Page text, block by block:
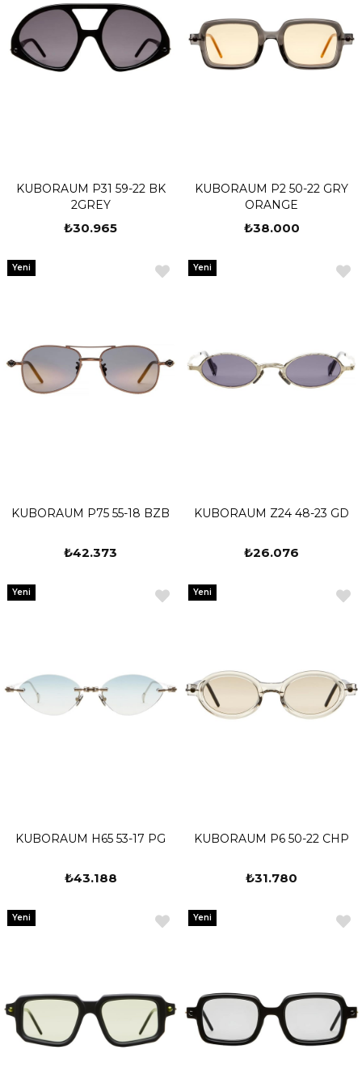
KUBORAUM P31 59-22 BK
2GREY
₺30.965
KUBORAUM P2 50-22 GRY
ORANGE
₺38.000
KUBORAUM P75 55-18 BZB
₺42.373
Yeni
KUBORAUM Z24 48-23 GD
₺26.076
Yeni
KUBORAUM H65 53-17 PG
₺43.188
Yeni
KUBORAUM P6 50-22 CHP
₺31.780
Yeni
Yeni
Yeni